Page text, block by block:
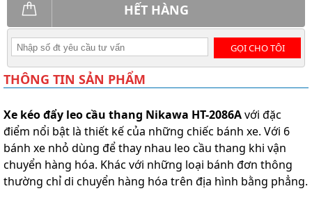
HẾT HÀNG
GỌI CHO TÔI
THÔNG TIN SẢN PHẨM
Xe kéo đẩy leo cầu thang Nikawa HT-2086Avới đặc
điểm nổi bật là thiết kế của những chiếc bánh xe. Với 6
bánh xe nhỏ dùng để thay nhau leo cầu thang khi vận
chuyển hàng hóa. Khác với những loại bánh đơn thông
thường chỉ di chuyển hàng hóa trên địa hình bằng phẳng.